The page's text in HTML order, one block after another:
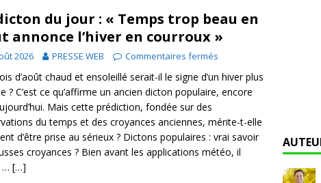
du jour : « Temps trop beau en
annonce l’hiver en courroux »
2026 PRESSE WEB Commentaires fermés
d’août chaud et ensoleillé serait-il le signe d’un hiver plus
? C’est ce qu’affirme un ancien dicton populaire, encore
Mais cette prédiction, fondée sur des
du temps et des croyances anciennes, mérite-t-elle
d’être prise au sérieux ? Dictons populaires : vrai savoir
croyances ? Bien avant les applications météo, il
… […]